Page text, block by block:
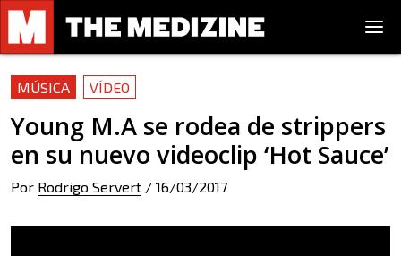
MÚSICA VÍDEO
Young M.A se rodea de strippers
en su nuevo videoclip ‘Hot Sauce’
Por Rodrigo Servert / 16/03/2017